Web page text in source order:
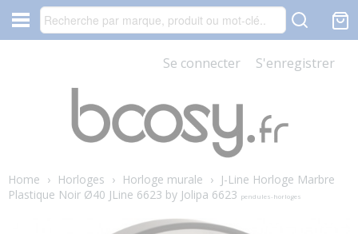
Se connecter S'enregistrer
Home › Horloges › Horloge murale › J-Line Horloge Marbre
Plastique Noir Ø40 JLine 6623 by Jolipa 6623 pendules-horloges